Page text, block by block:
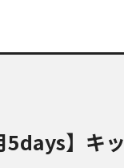
5days】キ